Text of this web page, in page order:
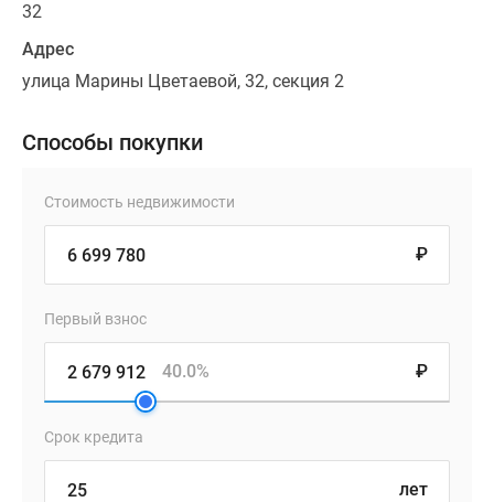
32
Адрес
улица Марины Цветаевой, 32, секция 2
Способы покупки
Стоимость недвижимости
₽
Первый взнос
₽
40.0%
Срок кредита
лет